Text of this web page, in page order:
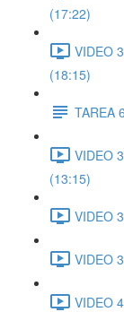
(17:22)
VIDEO
(18:15)
TAREA
VIDEO
(13:15)
VIDEO
VIDEO
VIDEO